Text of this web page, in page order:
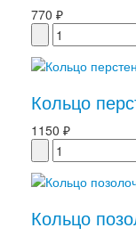
770 ₽
Кольцо
1150 ₽
Кольцо